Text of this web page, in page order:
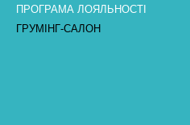
ПРОГРАМА ЛОЯЛЬНОСТІ
ГРУМІНГ-САЛОН